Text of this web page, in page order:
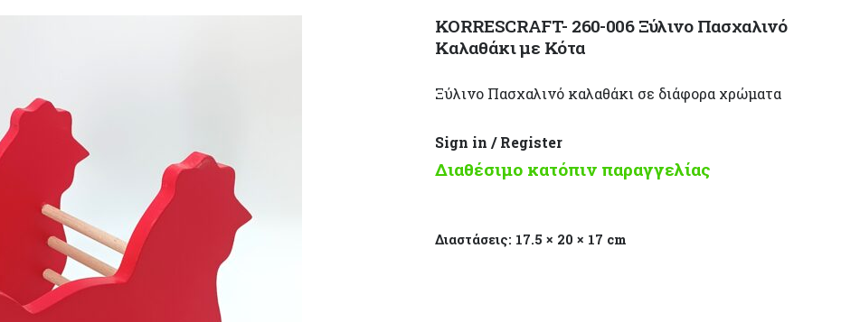
KORRESCRAFT- 260-006 Ξύλινο Πασχαλινό
Καλαθάκι με Κότα
Ξύλινο Πασχαλινό καλαθάκι σε διάφορα χρώματα
Sign in / Register
Διαθέσιμο κατόπιν παραγγελίας
Διαστάσεις: 17.5 × 20 × 17 cm